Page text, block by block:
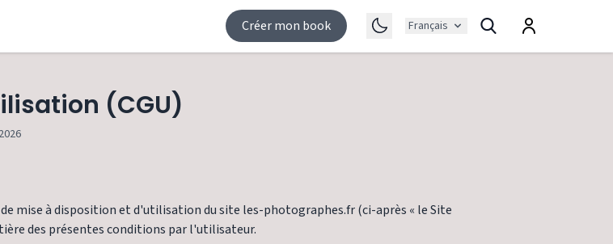
Créer mon book Français
(CGU)
mise à disposition et d'utilisation du site les-photographes.fr (ci-après « le Site
des présentes conditions par l'utilisateur.